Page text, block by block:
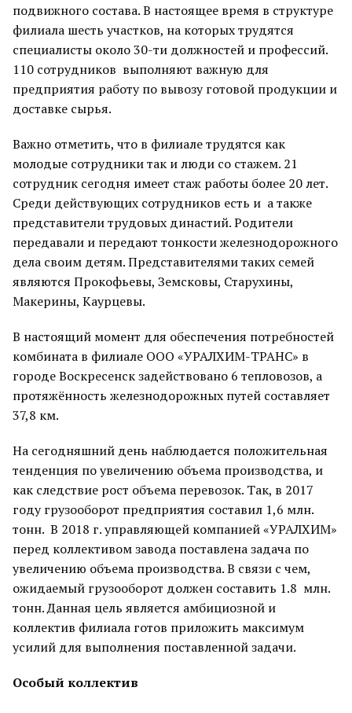
подвижного состава. В настоящее время в структуре
филиала шесть участков, на которых трудятся
специалисты около 30-ти должностей и профессий.
110 сотрудников выполняют важную для
предприятия работу по вывозу готовой продукции и
доставке сырья.
Важно отметить, что в филиале трудятся как
молодые сотрудники так и люди со стажем. 21
сотрудник сегодня имеет стаж работы более 20 лет.
Среди действующих сотрудников есть и а также
представители трудовых династий. Родители
передавали и передают тонкости железнодорожного
дела своим детям. Представителями таких семей
являются Прокофьевы, Земсковы, Старухины,
Макерины, Каурцевы.
В настоящий момент для обеспечения потребностей
комбината в филиале ООО «УРАЛХИМ-ТРАНС» в
городе Воскресенск задействовано 6 тепловозов, а
протяжённость железнодорожных путей составляет
37,8 км.
На сегодняшний день наблюдается положительная
тенденция по увеличению объема производства, и
как следствие рост объема перевозок. Так, в 2017
году грузооборот предприятия составил 1,6 млн.
тонн. В 2018 г. управляющей компанией «УРАЛХИМ»
перед коллективом завода поставлена задача по
увеличению объема производства. В связи с чем,
ожидаемый грузооборот должен составить 1.8 млн.
тонн. Данная цель является амбициозной и
коллектив филиала готов приложить максимум
усилий для выполнения поставленной задачи.
Особый коллектив